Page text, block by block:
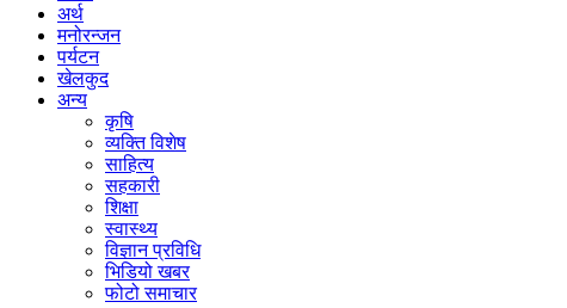
अर्थ
मनोरन्जन
पर्यटन
खेलकुद
अन्य
कृषि
व्यक्ति विशेष
साहित्य
सहकारी
शिक्षा
स्वास्थ्य
विज्ञान प्रविधि
भिडियो खबर
फोटो समाचार